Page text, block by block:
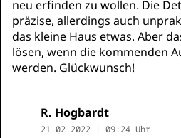
neu erfinden zu wollen. Die
präzise, allerdings auch
das kleine Haus etwas. Aber
lösen, wenn die kommenden
werden. Glückwunsch!
R. Hogbardt
21.02.2022 | 09:24 Uhr